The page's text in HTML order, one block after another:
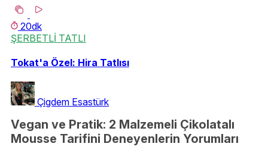
20dk
ŞERBETLİ TATLI
Tokat'a Özel: Hira Tatlısı
Çigdem Esastürk
Vegan ve Pratik: 2 Malzemeli Çikolatalı
Mousse Tarifini Deneyenlerin Yorumları